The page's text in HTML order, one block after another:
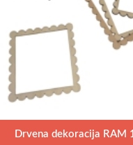
Drvena dekoracija RAM